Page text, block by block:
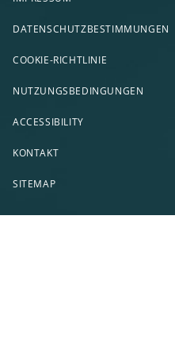
DATENSCHUTZBESTIMMUNGEN
COOKIE-RICHTLINIE
NUTZUNGSBEDINGUNGEN
ACCESSIBILITY
KONTAKT
SITEMAP